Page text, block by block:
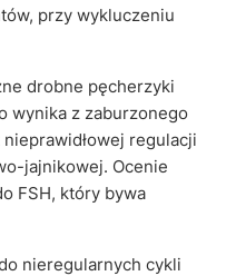
przy wykluczeniu
drobne pęcherzyki
wynika z zaburzonego
regulacji
jajnikowej. Ocenie
FSH, który bywa
nieregularnych cykli